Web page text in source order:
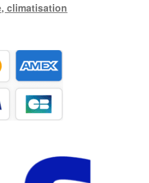
climatisation